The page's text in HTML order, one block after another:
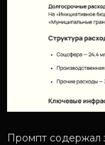
Промпт содержал